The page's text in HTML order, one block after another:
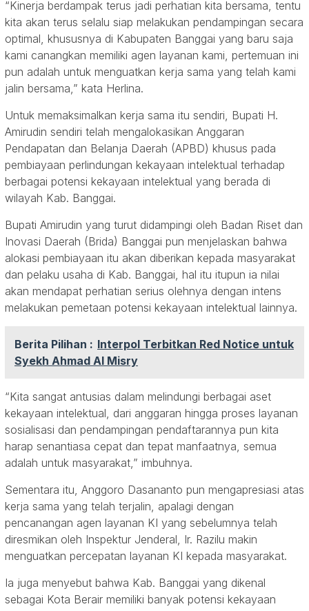
“Kinerja berdampak terus jadi perhatian kita bersama, tentu
kita akan terus selalu siap melakukan pendampingan secara
optimal, khususnya di Kabupaten Banggai yang baru saja
kami canangkan memiliki agen layanan kami, pertemuan ini
pun adalah untuk menguatkan kerja sama yang telah kami
jalin bersama,” kata Herlina.
Untuk memaksimalkan kerja sama itu sendiri, Bupati H.
Amirudin sendiri telah mengalokasikan Anggaran
Pendapatan dan Belanja Daerah (APBD) khusus pada
pembiayaan perlindungan kekayaan intelektual terhadap
berbagai potensi kekayaan intelektual yang berada di
wilayah Kab. Banggai.
Bupati Amirudin yang turut didampingi oleh Badan Riset dan
Inovasi Daerah (Brida) Banggai pun menjelaskan bahwa
alokasi pembiayaan itu akan diberikan kepada masyarakat
dan pelaku usaha di Kab. Banggai, hal itu itupun ia nilai
akan mendapat perhatian serius olehnya dengan intens
melakukan pemetaan potensi kekayaan intelektual lainnya.
Berita Pilihan : Interpol Terbitkan Red Notice untuk
Syekh Ahmad Al Misry
“Kita sangat antusias dalam melindungi berbagai aset
kekayaan intelektual, dari anggaran hingga proses layanan
sosialisasi dan pendampingan pendaftarannya pun kita
harap senantiasa cepat dan tepat manfaatnya, semua
adalah untuk masyarakat,” imbuhnya.
Sementara itu, Anggoro Dasananto pun mengapresiasi atas
kerja sama yang telah terjalin, apalagi dengan
pencanangan agen layanan KI yang sebelumnya telah
diresmikan oleh Inspektur Jenderal, Ir. Razilu makin
menguatkan percepatan layanan KI kepada masyarakat.
Ia juga menyebut bahwa Kab. Banggai yang dikenal
sebagai Kota Berair memiliki banyak potensi kekayaan